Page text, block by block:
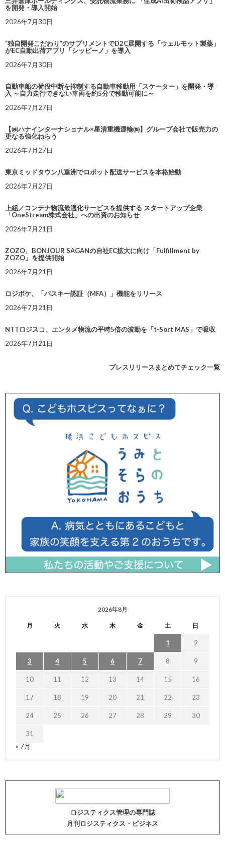
を開発・導入開始
2026年7月30日
“独自開発こだわり”のサプリメントでD2C展開する「ウェルモット製薬」
がEC自動出荷アプリ「シッピーノ」を導入
2026年7月30日
自動車船の荷役中断を抑制する自動車移動用「スケーター」を開発・導
入 ～自力走行できない車両を約5分で移動可能に～
2026年7月27日
【㈱ハナインターナショナル×星清重機運輸㈱】グループ会社で販売力の
更なる強化ねらう
2026年7月27日
東京ミッドタウン八重洲でロボット配送サービスを本格始動
2026年7月27日
上組／コンテナ物流最適化サービスを提供する スタートアップ企業
「OneStream株式会社」への出資のお知らせ
2026年7月21日
ZOZO、BONJOUR SAGANの自社EC拡大に向け「Fulfillment by
ZOZO」を提供開始
2026年7月21日
ロジポケ、「パスキー認証（MFA）」機能をリリース
2026年7月21日
NTTロジスコ、エンタメ物流の平時5倍の波動を「t-Sort MAS」で吸収
2026年7月21日
プレスリリースまとめてチェック一覧
2026年8月
月 火 水 木 金 土 日
1 2
3 4 5 6 7 8 9
10 11 12 13 14 15 16
17 18 19 20 21 22 23
24 25 26 27 28 29 30
31
« 7月
ロジスティクス管理の専門誌
月刊ロジスティクス・ビジネス